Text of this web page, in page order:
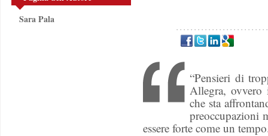
Sara Pala
“Pensieri di
Allegra, ovvero
che sta
preoccupazioni
essere forte come un